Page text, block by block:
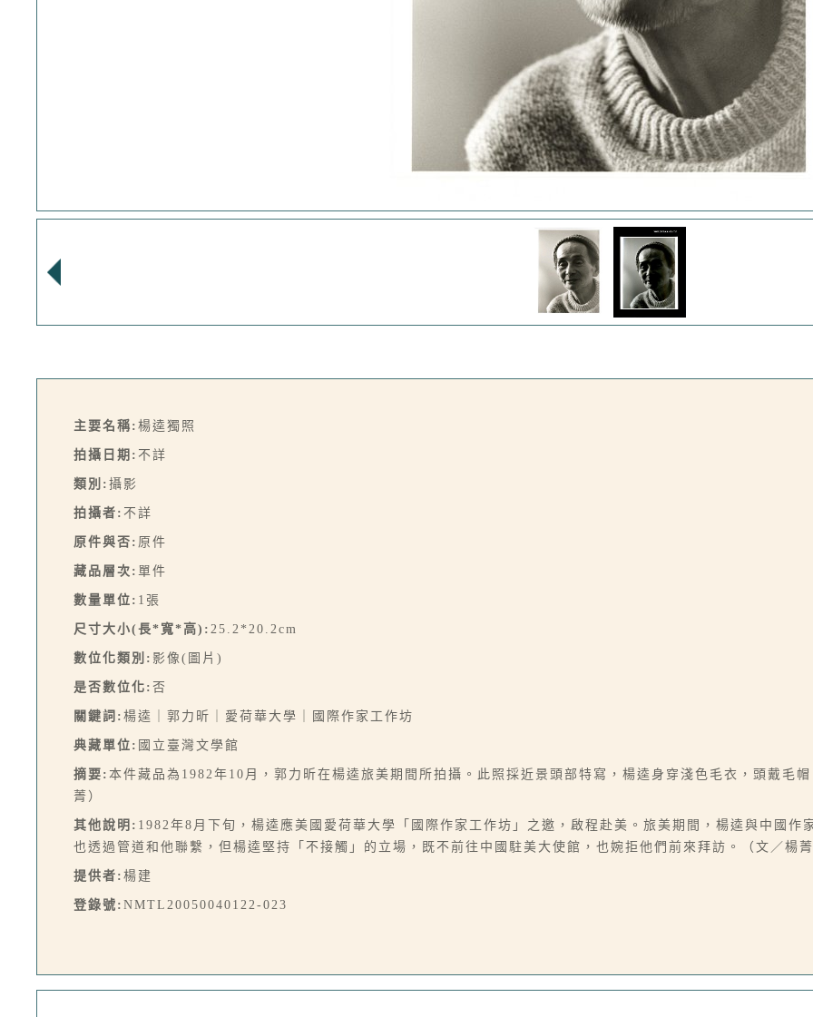
主要名稱: 楊逵獨照
拍攝日期: 不詳
類別: 攝影
拍攝者: 不詳
原件與否: 原件
藏品層次: 單件
數量單位: 1張
尺寸大小(長*寬*高): 25.2*20.2cm
數位化類別: 影像(圖片)
是否數位化: 否
關鍵詞: 楊逵｜郭力昕｜愛荷華大學｜國際作家工作坊
典藏單位: 國立臺灣文學館
摘要: 本件藏品為1982年10月，郭力昕在楊逵旅美期間所拍攝。此照採近景頭部特寫，楊逵身穿淺色毛衣，頭戴毛
菁）
其他說明: 1982年8月下旬，楊逵應美國愛荷華大學「國際作家工作坊」之邀，啟程赴美。旅美期間，楊逵與中國作
也透過管道和他聯繫，但楊逵堅持「不接觸」的立場，既不前往中國駐美大使館，也婉拒他們前來拜訪。（文／楊
提供者: 楊建
登錄號: NMTL20050040122-023